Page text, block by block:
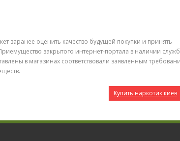
заранее оценить качество будущей покупки и принять
закрытого интернет-портала в наличии
в магазинах соответствовали заявленным
Купить наркотик киев